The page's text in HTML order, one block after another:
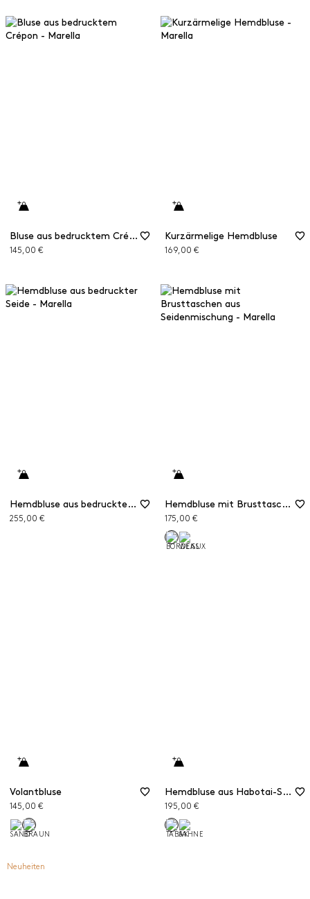
Bluse aus bedrucktem Crépon
145,00 €
Kurzärmelige Hemdbluse
169,00 €
Hemdbluse aus bedruckter Seide
255,00 €
Hemdbluse mit Brusttaschen aus Seidenmischung
175,00 €
Volantbluse
145,00 €
Hemdbluse aus Habotai-Seide
195,00 €
Neuheiten